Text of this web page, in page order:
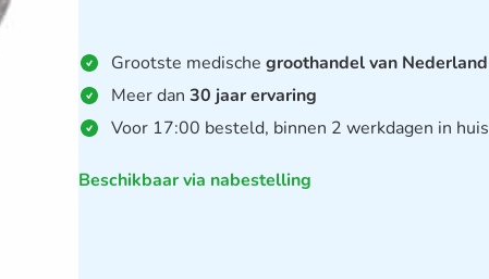
Grootste medischegroothandel van Nederland
Meer dan30 jaar ervaring
Voor 17:00 besteld, binnen 2 werkdagen in huis
Beschikbaar via nabestelling